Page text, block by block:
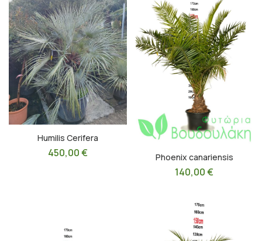
Humilis Cerifera
450,00€ Phoenix canariensis
140,00€